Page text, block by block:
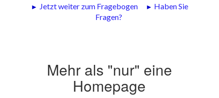
► Jetzt weiter zum Fragebogen► Haben Sie
Fragen?
Mehr als "nur" eine
Homepage